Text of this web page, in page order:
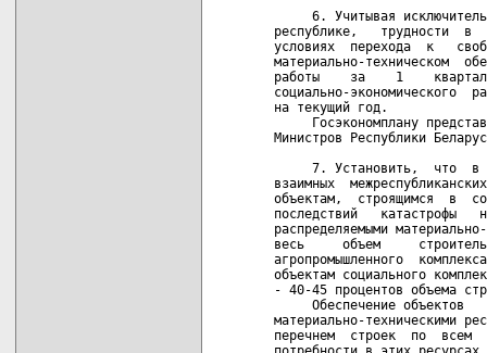
6. Учитывая
республике,   трудности  в
условиях  перехода  к
материально-техническом
работы    за    1
социально-экономического
на текущий год.
Госэкономплану
Министров Республики
7. Установить,  что  в
взаимных
объектам,  строящимся  в
последствий   катастрофы
распределяемыми
весь     объем
агропромышленного
объектам социального
- 40-45 процентов объема
Обеспечение объектов
материально-техническими
перечнем  строек  по  всем